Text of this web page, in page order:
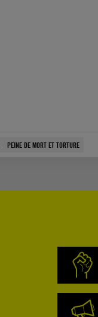
PEINE DE MORT ET TORTURE